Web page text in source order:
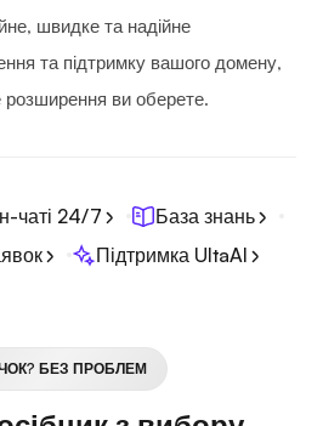
швидке та надійне
та підтримку вашого домену,
розширення ви оберете.
чаті 24/7
База знань
Підтримка UltaAI
БЕЗ ПРОБЛЕМ